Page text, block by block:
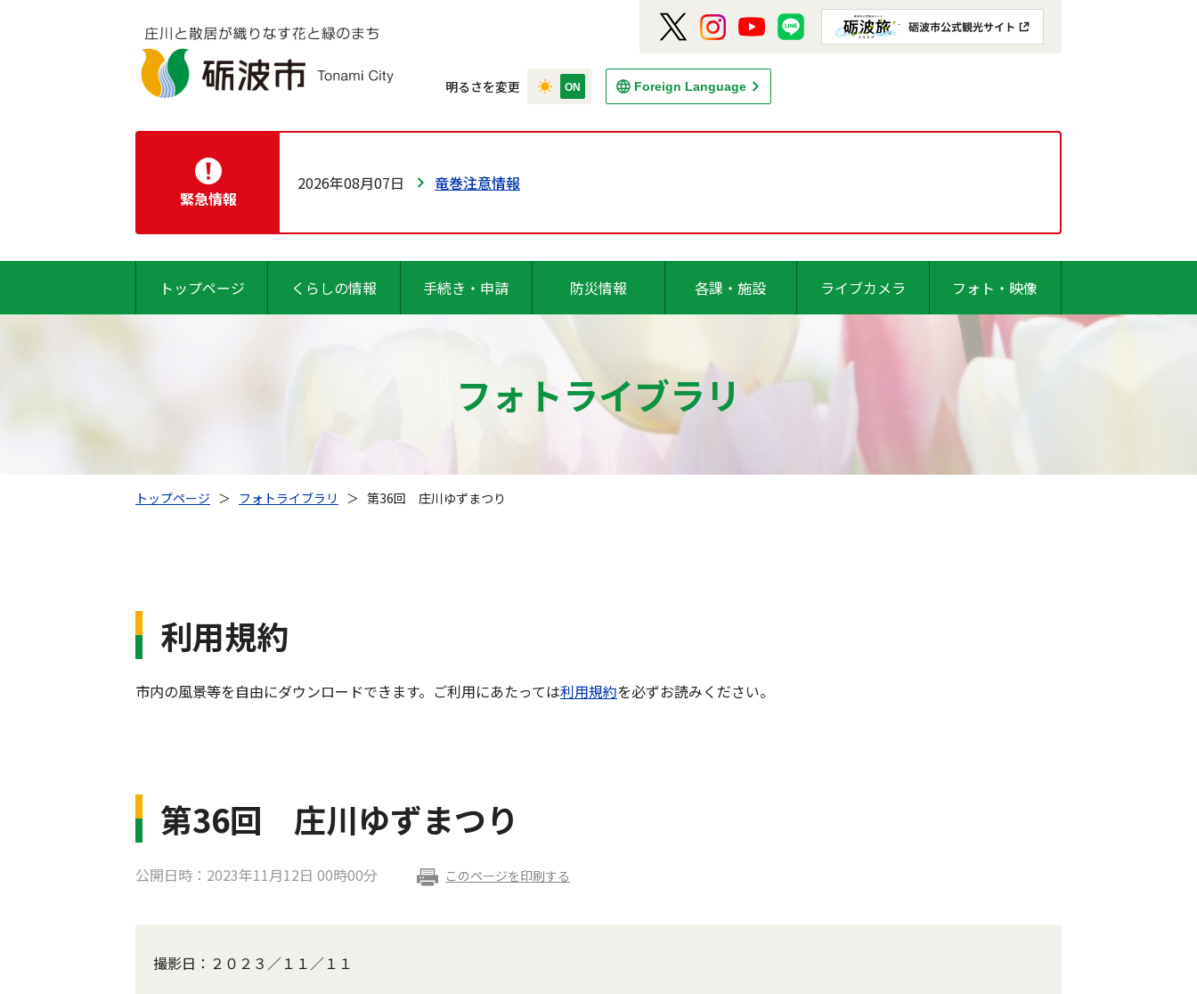
明るさを変更 Foreign Language
緊急情報
2026年08月07日 竜巻注意情報
トップページ くらしの情報 手続き・申請 防災情報 各課・施設 ライブカメラ フォト・映像
フォトライブラリ
トップページ ＞ フォトライブラリ ＞ 第36回 庄川ゆずまつり
利用規約
市内の風景等を自由にダウンロードできます。ご利用にあたっては利用規約を必ずお読みください。
第36回 庄川ゆずまつり
公開日時：2023年11月12日 00時00分 このページを印刷する
撮影日：２０２３／１１／１１